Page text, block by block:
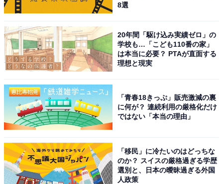
8選
20年間「駆け込み実績ゼロ」の
学校も…「こども110番の家」
は本当に必要？ PTAが直面する
理想と現実
「青春18きっぷ」販売激減の裏
に何が？ 連続利用の厳格化だけ
ではない「本当の理由」
「移民」に冷たいのはどっちな
のか？ スイスの厳格過ぎる学歴
選別と、日本の曖昧過ぎる外国
人政策